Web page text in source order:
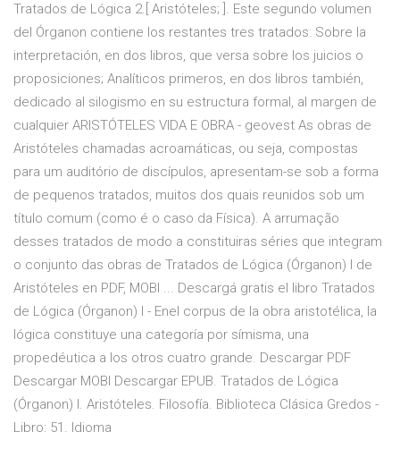
Tratados de Lógica 2.[ Aristóteles; ]. Este segundo volumen
del Órganon contiene los restantes tres tratados: Sobre la
interpretación, en dos libros, que versa sobre los juicios o
proposiciones; Analíticos primeros, en dos libros también,
dedicado al silogismo en su estructura formal, al margen de
cualquier ARISTÓTELES VIDA E OBRA - geovest As obras de
Aristóteles chamadas acroamáticas, ou seja, compostas
para um auditório de discípulos, apresentam-se sob a forma
de pequenos tratados, muitos dos quais reunidos sob um
título comum (como é o caso da Física). A arrumação
desses tratados de modo a constituiras séries que integram
o conjunto das obras de Tratados de Lógica (Órganon) I de
Aristóteles en PDF, MOBI ... Descargá gratis el libro Tratados
de Lógica (Órganon) I - Enel corpus de la obra aristotélica, la
lógica constituye una categoría por símisma, una
propedéutica a los otros cuatro grande. Descargar PDF
Descargar MOBI Descargar EPUB. Tratados de Lógica
(Órganon) I. Aristóteles. Filosofía. Biblioteca Clásica Gredos -
Libro: 51. Idioma